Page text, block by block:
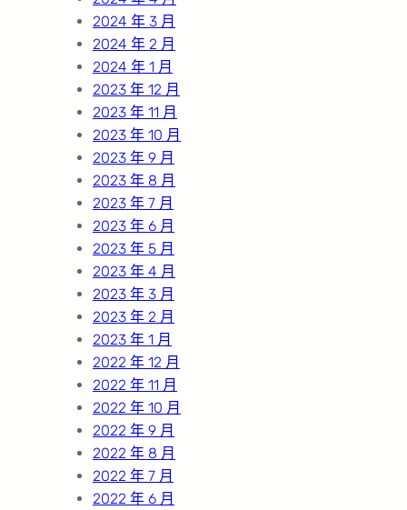
2024 年 3 月
2024 年 2 月
2024 年 1 月
2023 年 12 月
2023 年 11 月
2023 年 10 月
2023 年 9 月
2023 年 8 月
2023 年 7 月
2023 年 6 月
2023 年 5 月
2023 年 4 月
2023 年 3 月
2023 年 2 月
2023 年 1 月
2022 年 12 月
2022 年 11 月
2022 年 10 月
2022 年 9 月
2022 年 8 月
2022 年 7 月
2022 年 6 月